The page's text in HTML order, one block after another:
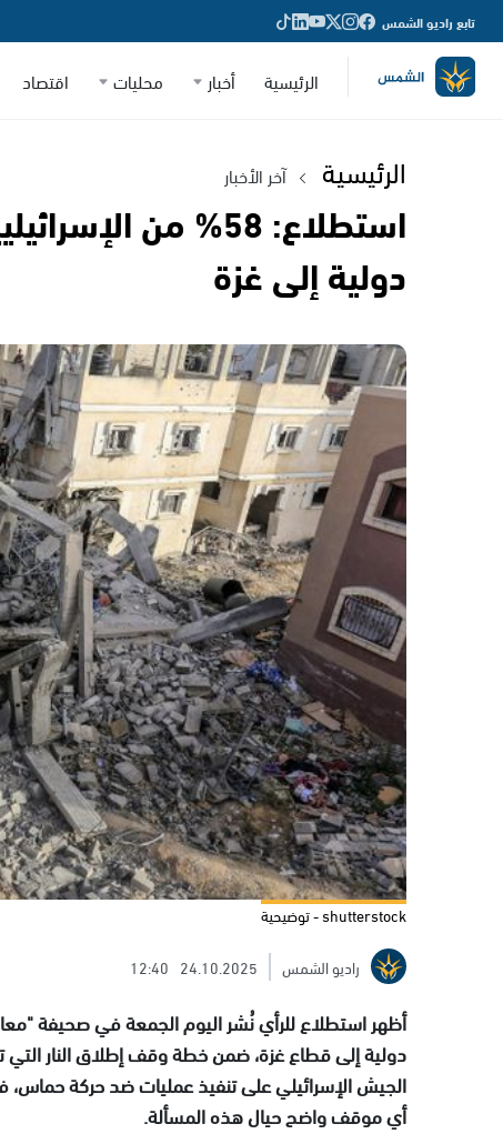
تابع راديو الشمس
الرئيسية أخبار محليات اقتصاد
الرئيسية آخر الأخبار
استطلاع: 58% من
دولية إلى غزة
shutterstock - توضيحية
راديو الشمس
24.10.2025
12:40
دولية إلى قطاع غزة، ضمن خطة وقف إطلاق النار التي
أي موقف واضح حيال هذه المسألة.